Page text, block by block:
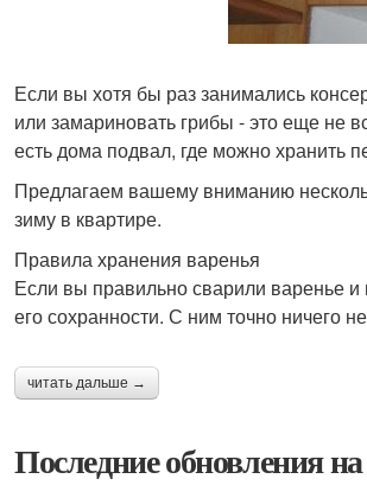
Если вы хотя бы раз занимались
или замариновать грибы - это еще не
есть дома подвал, где можно хранить
Предлагаем вашему вниманию
зиму в квартире.
Правила хранения варенья
Если вы правильно сварили варенье и
его сохранности. С ним точно ничего
читать дальше →
Последние обновления на